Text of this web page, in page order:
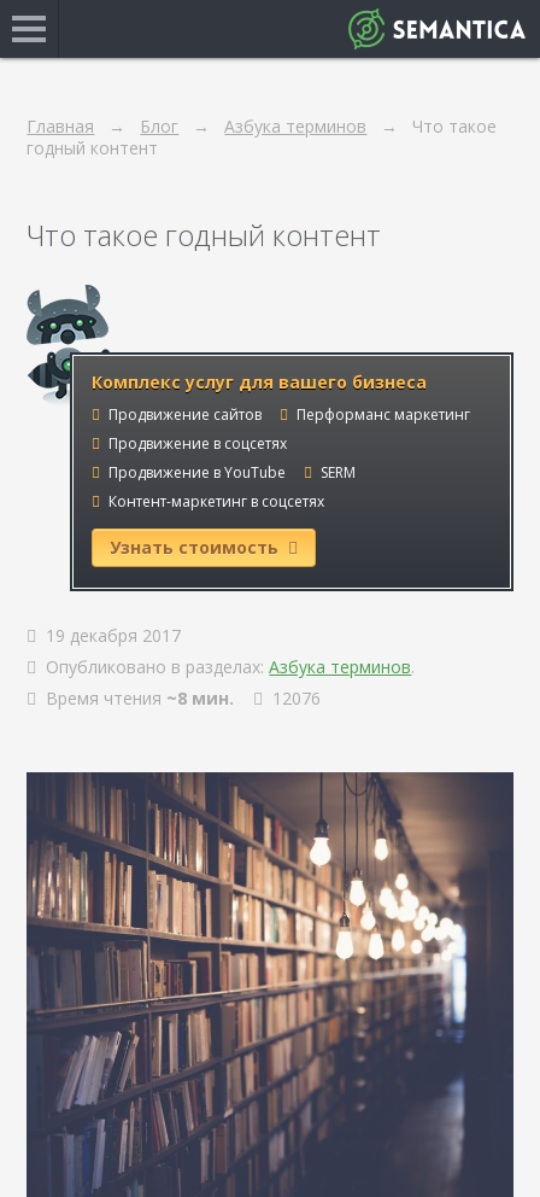
Главная Блог Азбука терминов
Что такое
годный контент
Что такое годный контент
Комплекс услуг для вашего бизнеса
Продвижение сайтов
Перформанс маркетинг
Продвижение в соцсетях
Продвижение в YouTube
SERM
Контент-маркетинг в соцсетях
Узнать стоимость
19 декабря 2017
Опубликовано в разделах: Азбука терминов.
Время чтения ~8 мин. 12076